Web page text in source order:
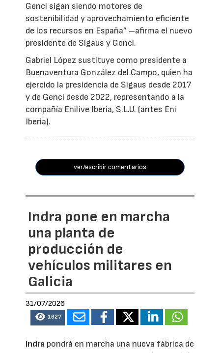
Genci sigan siendo motores de
sostenibilidad y aprovechamiento eficiente
de los recursos en España” –afirma el nuevo
presidente de Sigaus y Genci.
Gabriel López sustituye como presidente a
Buenaventura González del Campo, quien ha
ejercido la presidencia de Sigaus desde 2017
y de Genci desde 2022, representando a la
compañía Enilive Iberia, S.L.U. (antes Eni
Iberia).
ver/escribir comentarios
Indra pone en marcha
una planta de
producción de
vehículos militares en
Galicia
31/07/2026
1627
Indra pondrá en marcha una nueva fábrica de